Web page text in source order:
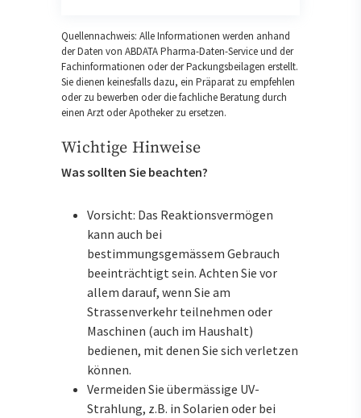
Quellennachweis: Alle Informationen werden anhand
der Daten von ABDATA Pharma-Daten-Service und der
Fachinformationen oder der Packungsbeilagen erstellt.
Sie dienen keinesfalls dazu, ein Präparat zu empfehlen
oder zu bewerben oder die fachliche Beratung durch
einen Arzt oder Apotheker zu ersetzen.
Wichtige Hinweise
Was sollten Sie beachten?
Vorsicht: Das Reaktionsvermögen
kann auch bei
bestimmungsgemässem Gebrauch
beeinträchtigt sein. Achten Sie vor
allem darauf, wenn Sie am
Strassenverkehr teilnehmen oder
Maschinen (auch im Haushalt)
bedienen, mit denen Sie sich verletzen
können.
Vermeiden Sie übermässige UV-
Strahlung, z.B. in Solarien oder bei